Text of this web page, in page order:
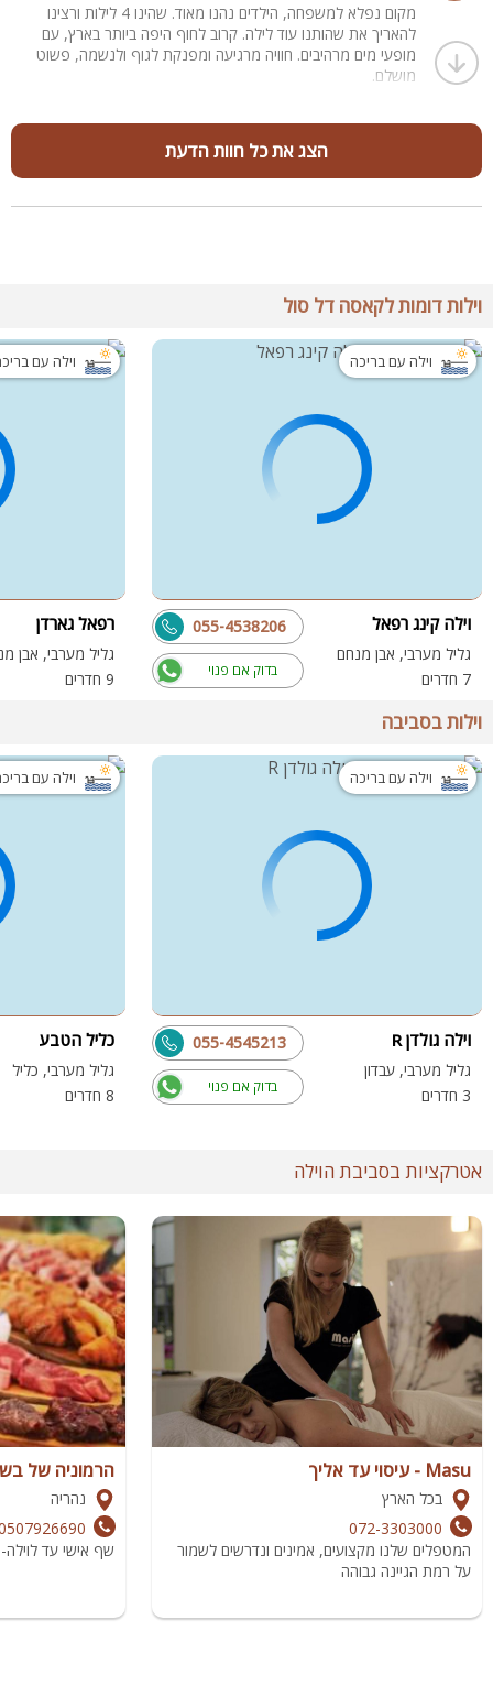
מקום נפלא למשפחה, הילדים נהנו מאוד. שהינו 4 לילות ורצינו
להאריך את שהותנו עוד לילה. קרוב לחוף היפה ביותר בארץ, עם
מופעי מים מרהיבים. חוויה מרגיעה ומפנקת לגוף ולנשמה, פשוט
מושלם.
הצג את כל חוות הדעת
וילות דומות לקאסה דל סול
וילה עם בריכה
וילה קינג רפאל
גליל מערבי, אבן מנחם
7 חדרים
בדוק אם פנוי
055-4538206
וילה עם
רפאל גארדן
גליל מערבי, אבן
9 חדרים
וילות בסביבה
וילה עם בריכה
וילה גולדן R
גליל מערבי, עבדון
3 חדרים
בדוק אם פנוי
055-4545213
וילה עם
כליל הטבע
גליל מערבי, כליל
8 חדרים
אטרקציות בסביבת הוילה
Masu - עיסוי עד אליך
בכל הארץ
072-3303000
המטפלים שלנו מקצועים, אמינים ונדרשים לשמור
על רמת הגיינה גבוהה
הרמוניה של
נהריה
שף אישי עד